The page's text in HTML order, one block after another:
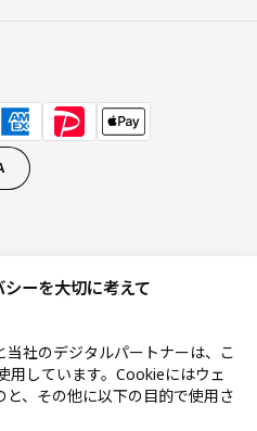
リシー特定商取引法に基づく表記
ーを大切に考えて
社のデジタルパートナーは、こ
用しています。Cookieにはウェ
、その他に以下の目的で使用さ